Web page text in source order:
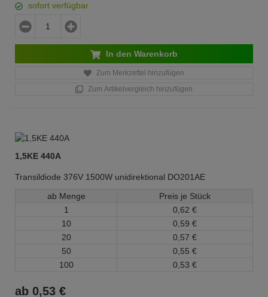
sofort verfügbar
In den Warenkorb
Zum Merkzettel hinzufügen
Zum Artikelvergleich hinzufügen
1,5KE 440A
Transildiode 376V 1500W unidirektional DO201AE
ab Menge
Preis je Stück
1
0, 62 €
10
0, 59 €
20
0, 57 €
50
0, 55 €
100
0, 53 €
ab 0,53 €